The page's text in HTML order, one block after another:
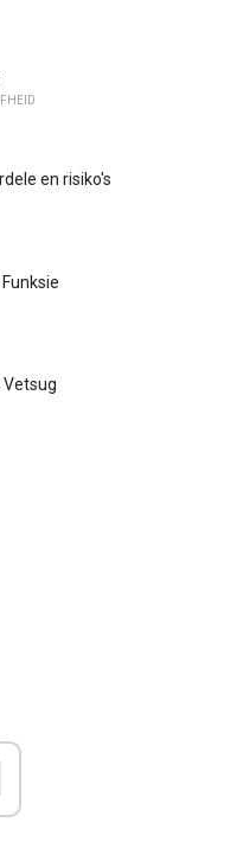
en risiko's